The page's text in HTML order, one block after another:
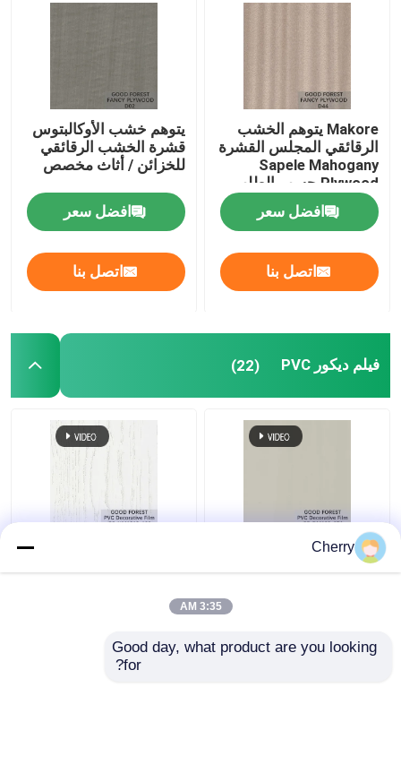
Makore يتوهم الخشب
الرقائقي المجلس القشرة
Sapele Mahogany
Plywood حسب الطلب
افضل سعر
اتصل بنا
يتوهم خشب الأوكالبتوس
قشرة الخشب الرقائقي
للخزائن / أثاث مخصص
افضل سعر
اتصل بنا
فيلم ديكور PVC (22)
ديكور الحبوب لمواد البناء
ديكور بولي كلوريد الفينيل
Cherry
3:35 AM
Good day, what product are you looking
for?